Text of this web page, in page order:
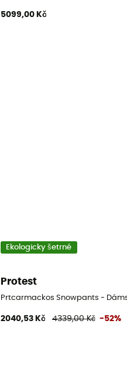
5099,00 Kč
Ekologicky šetrné
Protest
Prtcarmackos Snowpants -
2040,53 Kč 4339,00 Kč -52%